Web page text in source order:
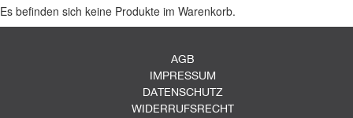
Es befinden sich keine Produkte im Warenkorb.
AGB
IMPRESSUM
DATENSCHUTZ
WIDERRUFSRECHT